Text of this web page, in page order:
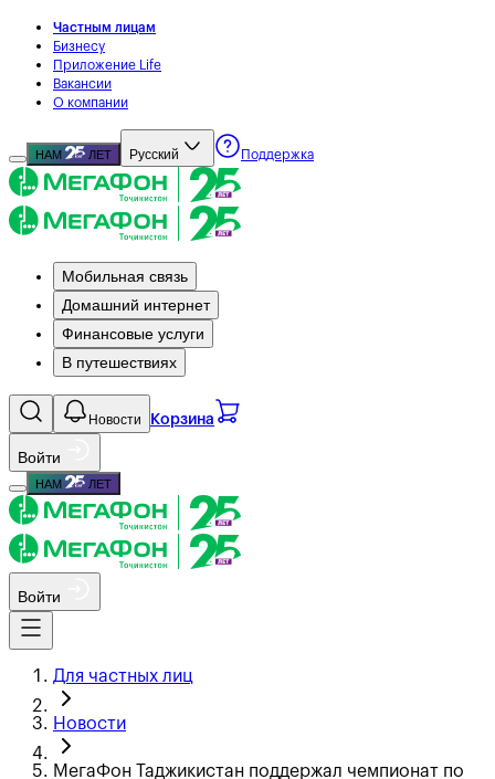
Частным лицам
Бизнесу
Приложение Life
Вакансии
О компании
НАМ ЛЕТ Русский Поддержка
Мобильная связь
Домашний интернет
Финансовые услуги
В путешествиях
Новости Корзина
Войти
НАМ ЛЕТ
Войти
Для частных лиц
Новости
МегаФон Таджикистан поддержал чемпионат по